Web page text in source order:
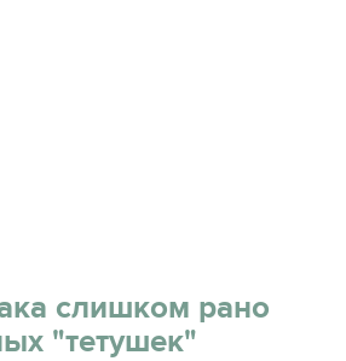
слишком рано
"тетушек"